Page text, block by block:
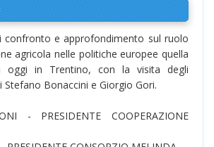
confronto e approfondimento sul ruolo
agricola nelle politiche europee quella
in Trentino, con la visita degli
Bonaccini e Giorgio Gori.
- PRESIDENTE COOPERAZIONE